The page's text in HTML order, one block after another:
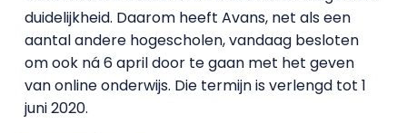
duidelijkheid. Daarom heeft Avans, net als een
aantal andere hogescholen, vandaag besloten
om ook ná 6 april door te gaan met het geven
van online onderwijs. Die termijn is verlengd tot 1
juni 2020.